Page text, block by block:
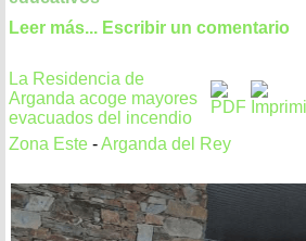
Leer más... Escribir un comentario
La Residencia de
Arganda acoge mayores
evacuados del incendio
Zona Este -Arganda del Rey